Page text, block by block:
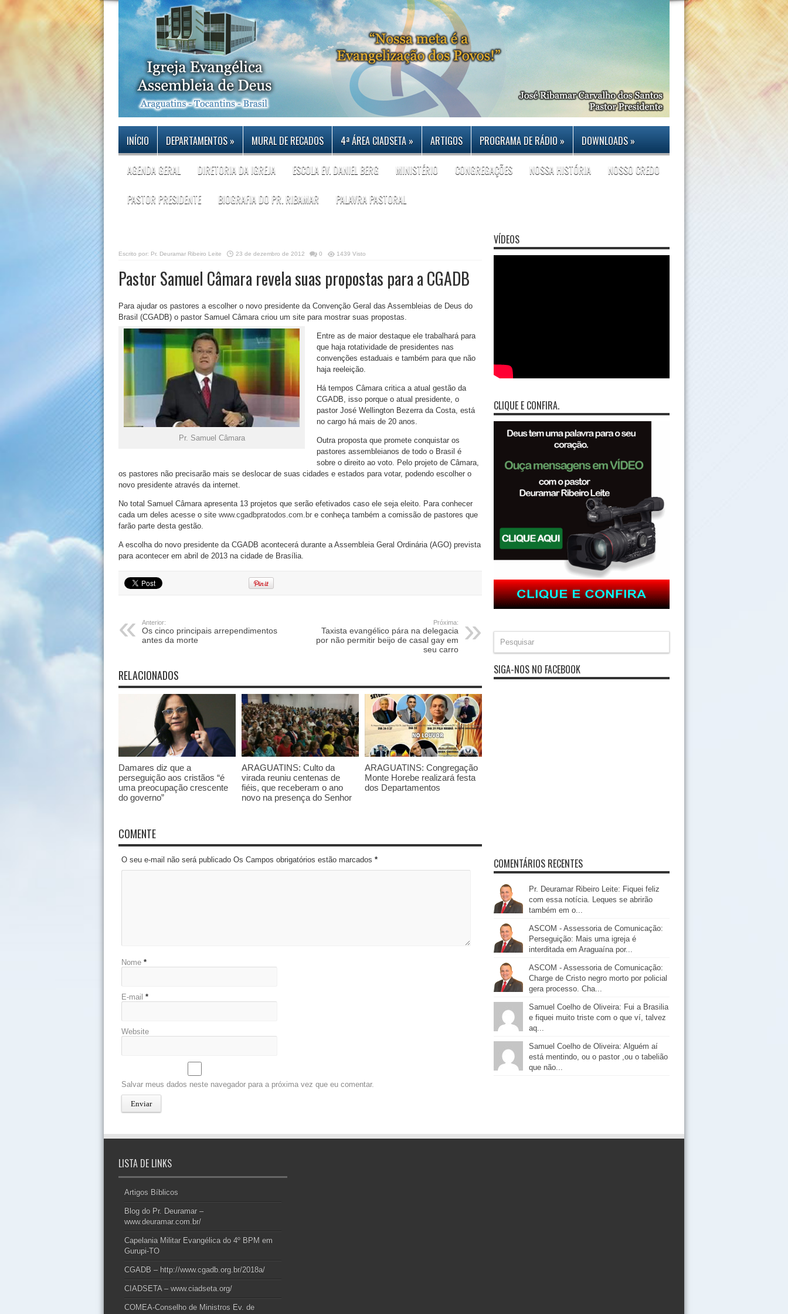
INÍCIO DEPARTAMENTOS» MURAL DE RECADOS 4ª ÁREA CIADSETA» ARTIGOS PROGRAMA DE RÁDIO» DOWNLOADS»
AGENDA GERAL DIRETORIA DA IGREJA ESCOLA EV. DANIEL BERG MINISTÉRIO CONGREGAÇÕES NOSSA HISTÓRIA NOSSO CREDO
PASTOR PRESIDENTE BIOGRAFIA DO PR. RIBAMAR PALAVRA PASTORAL
Escrito por: Pr. Deuramar Ribeiro Leite 23 de dezembro de 2012 0 1439 Visto
Pastor Samuel Câmara revela suas propostas para a CGADB
Para ajudar os pastores a escolher o novo presidente da Convenção Geral das Assembleias de Deus do
Brasil (CGADB) o pastor Samuel Câmara criou um site para mostrar suas propostas.
Pr. Samuel Câmara
Entre as de maior destaque ele trabalhará para
que haja rotatividade de presidentes nas
convenções estaduais e também para que não
haja reeleição.
Há tempos Câmara critica a atual gestão da
CGADB, isso porque o atual presidente, o
pastor José Wellington Bezerra da Costa, está
no cargo há mais de 20 anos.
Outra proposta que promete conquistar os
pastores assembleianos de todo o Brasil é
sobre o direito ao voto. Pelo projeto de Câmara,
os pastores não precisarão mais se deslocar de suas cidades e estados para votar, podendo escolher o
novo presidente através da internet.
No total Samuel Câmara apresenta 13 projetos que serão efetivados caso ele seja eleito. Para conhecer
cada um deles acesse o site www.cgadbpratodos.com.br e conheça também a comissão de pastores que
farão parte desta gestão.
A escolha do novo presidente da CGADB acontecerá durante a Assembleia Geral Ordinária (AGO) prevista
para acontecer em abril de 2013 na cidade de Brasília.
Anterior:
Os cinco principais arrependimentos
antes da morte
Próxima:
Taxista evangélico pára na delegacia
por não permitir beijo de casal gay em
seu carro
RELACIONADOS
Damares diz que a
perseguição aos cristãos “é
uma preocupação crescente
do governo”
ARAGUATINS: Culto da
virada reuniu centenas de
fiéis, que receberam o ano
novo na presença do Senhor
ARAGUATINS: Congregação
Monte Horebe realizará festa
dos Departamentos
COMENTE
O seu e-mail não será publicado Os Campos obrigatórios estão marcados *
Nome *
E-mail *
Website
Salvar meus dados neste navegador para a próxima vez que eu comentar.
VÍDEOS
CLIQUE E CONFIRA.
SIGA-NOS NO FACEBOOK
COMENTÁRIOS RECENTES
Pr. Deuramar Ribeiro Leite: Fiquei feliz
com essa notícia. Leques se abrirão
também em o...
ASCOM - Assessoria de Comunicação:
Perseguição: Mais uma igreja é
interditada em Araguaína por...
ASCOM - Assessoria de Comunicação:
Charge de Cristo negro morto por policial
gera processo. Cha...
Samuel Coelho de Oliveira: Fui a Brasilia
e fiquei muito triste com o que ví, talvez
aq...
Samuel Coelho de Oliveira: Alguém aí
está mentindo, ou o pastor ,ou o tabelião
que não...
LISTA DE LINKS
Artigos Bíblicos
Blog do Pr. Deuramar –
www.deuramar.com.br/
Capelania Militar Evangélica do 4º BPM em
Gurupi-TO
CGADB – http://www.cgadb.org.br/2018a/
CIADSETA – www.ciadseta.org/
COMEA-Conselho de Ministros Ev. de